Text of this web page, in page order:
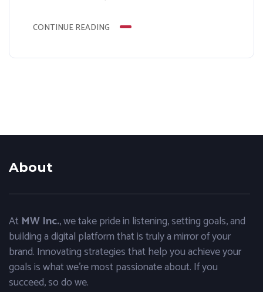
étant très convoitée, comprendre et mettre en
toute la différence pour attirer du trafic organique
CONTINUE READING
About
At MW Inc., we take pride in listening, setting goals, and
building a digital platform that is truly a mirror of your
brand. Innovating strategies that help you achieve your
goals is what we’re most passionate about. If you
succeed, so do we.